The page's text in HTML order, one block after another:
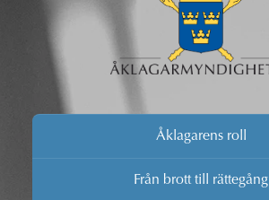
Åklagarens roll
Från brott till rättegång